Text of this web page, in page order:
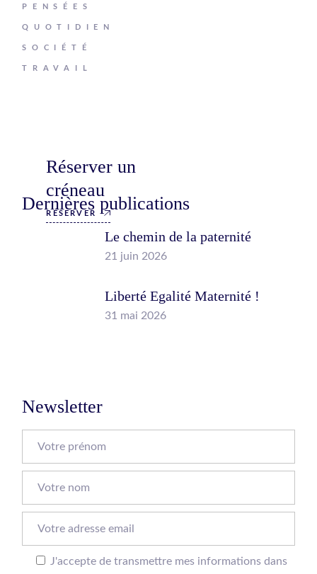
PENSÉES
QUOTIDIEN
SOCIÉTÉ
TRAVAIL
Réserver un
créneau
RÉSERVER
Dernières publications
Le chemin de la paternité
21 juin 2026
Liberté Egalité Maternité !
31 mai 2026
Newsletter
J'accepte de transmettre mes informations dans